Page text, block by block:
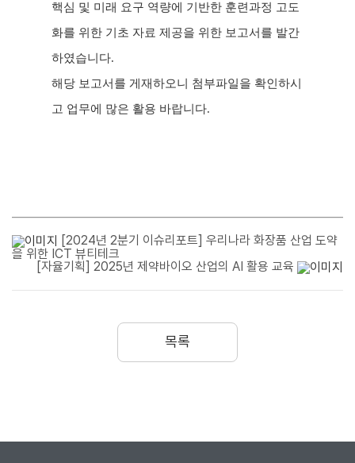
핵심 및 미래 요구 역량에 기반한 훈련과정 고도
화를 위한 기초 자료 제공을 위한 보고서를 발간
하였습니다.
해당 보고서를 게재하오니 첨부파일을 확인하시
고 업무에 많은 활용 바랍니다.​
[2024년 2분기 이슈리포트] 우리나라 화장품 산업 도약
을 위한 ICT 뷰티테크
[자율기획] 2025년 제약바이오 산업의 AI 활용 교육
목록